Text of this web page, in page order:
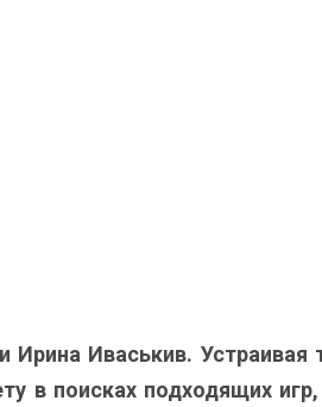
Иваськив. Устраивая
в поисках подходящих